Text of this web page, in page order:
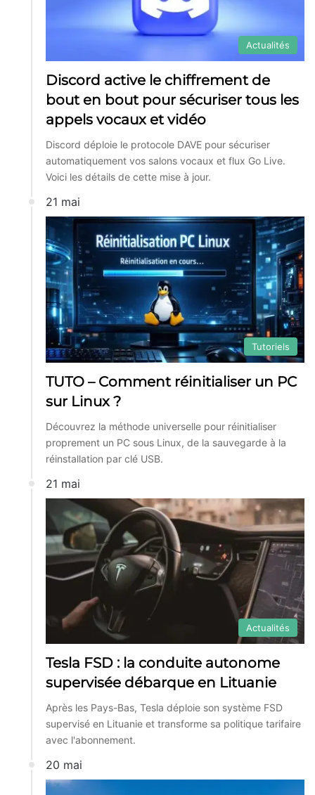
Actualités
Discord active le chiffrement de
bout en bout pour sécuriser tous les
appels vocaux et vidéo
Discord déploie le protocole DAVE pour sécuriser
automatiquement vos salons vocaux et flux Go Live.
Voici les détails de cette mise à jour.
21 mai
Tutoriels
TUTO – Comment réinitialiser un PC
sur Linux ?
Découvrez la méthode universelle pour réinitialiser
proprement un PC sous Linux, de la sauvegarde à la
réinstallation par clé USB.
21 mai
Actualités
Tesla FSD : la conduite autonome
supervisée débarque en Lituanie
Après les Pays-Bas, Tesla déploie son système FSD
supervisé en Lituanie et transforme sa politique tarifaire
avec l'abonnement.
20 mai